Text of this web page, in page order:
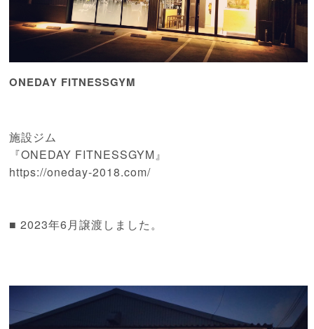
ONEDAY FITNESSGYM
施設ジム
『ONEDAY FITNESSGYM』
https://oneday-2018.com/
■ 2023年6月譲渡しました。